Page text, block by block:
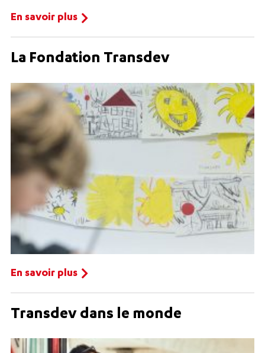
En savoir plus
La Fondation Transdev
En savoir plus
Transdev dans le monde